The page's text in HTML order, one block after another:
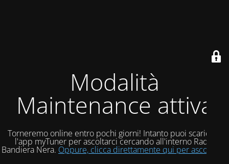
Modalità
Maintenance attiva
Torneremo online entro pochi giorni! Intanto puoi scaricare
l'app myTuner per ascoltarci cercando all'interno Radio
Bandiera Nera. Oppure, clicca direttamente qui per ascoltarci!